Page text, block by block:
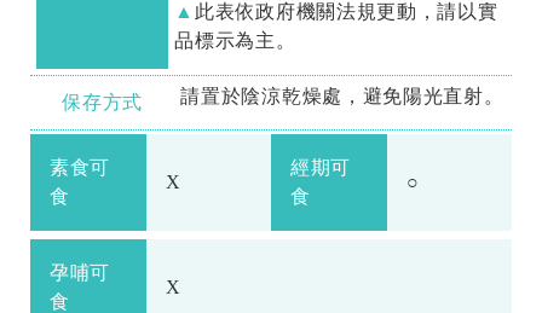
此表依政府機關法規更動，請以實
品標示為主。
保存方式 請置於陰涼乾燥處，避免陽光直射。
素食可
食
X
經期可
食
○
孕哺可
食
X